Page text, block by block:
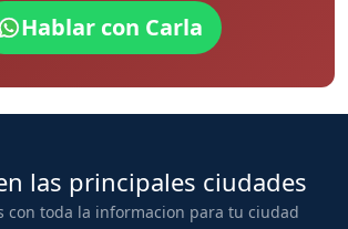
Hablar con Carla
las principales ciudades
con toda la informacion para tu ciudad